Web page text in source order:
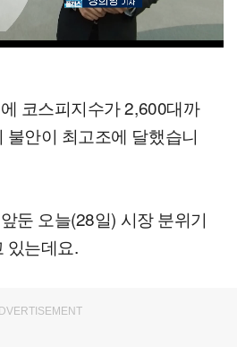
코스피지수가 2,600대까
불안이 최고조에 달했습니
둔 오늘(28일) 시장 분위기
있는데요.